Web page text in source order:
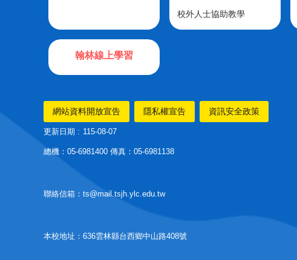
校外人士協助教學
翰林線上學習
網站資料開放宣告 隱私權宣告 資訊安全政策
更新日期 115-08-07
總機：05-6981400 傳真：05-6981138
聯絡信箱：ts@mail.tsjh.ylc.edu.tw
本校地址：636雲林縣台西鄉中山路408號